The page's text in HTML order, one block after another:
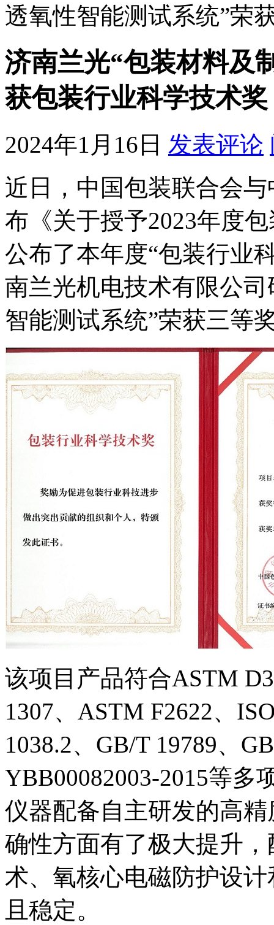
透氧性智能测试系统”荣
济南兰光“包装材料及
获包装行业科学技术奖
2024年1月16日 发表评论
近日，中国包装联合会
布《关于授予2023年度
公布了本年度“包装行业
南兰光机电技术有限公
智能测试系统”荣获三等
该项目产品符合ASTM
1307、ASTM F2622、
1038.2、GB/T 19789、
YBB00082003-2015等多
仪器配备自主研发的高
确性方面有了极大提升
术、氧核心电磁防护设
且稳定。